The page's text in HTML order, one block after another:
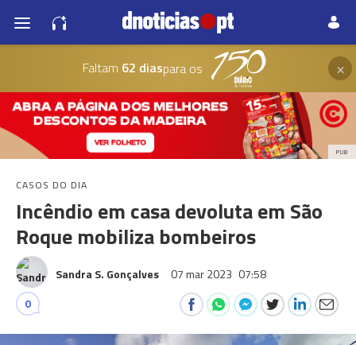
Faltam 62 diaspara os ×
PUB
CASOS DO DIA
Incêndio em casa devoluta em São
Roque mobiliza bombeiros
Sandra S. Gonçalves 07 mar 2023 07:58
0